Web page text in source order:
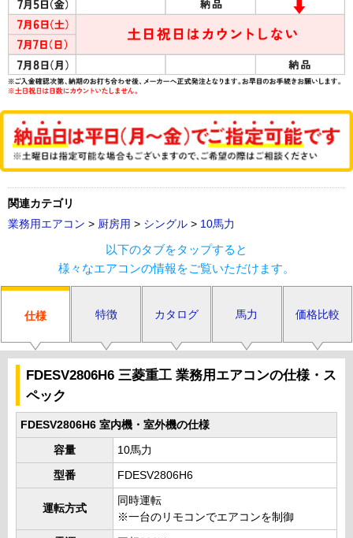
関連カテゴリ
業務用エアコン > 厨房用 > シングル > 10馬力
以下のタブをタップすると
様々なエアコンの情報をご覧いただけます。
仕様 特徴 カタログ 馬力 価格比較
FDESV2806H6 三菱重工 業務用エアコンの仕様・ス
ペック
FDESV2806H6 室内機・室外機の仕様
容量 10馬力
型番 FDESV2806H6
運転方式
同時運転
※一台のリモコンでエアコンを制御